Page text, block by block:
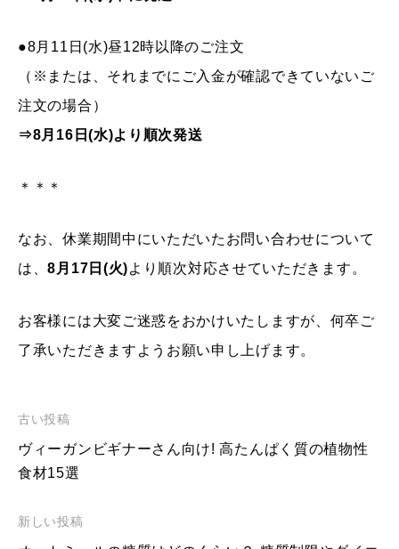
●8月11日(水)昼12時以降のご注文
（※または、それまでにご入金が確認できていないご
注文の場合）
⇒8月16日(水)より順次発送
＊＊＊
なお、休業期間中にいただいたお問い合わせについて
は、8月17日(火)より順次対応させていただきます。
お客様には大変ご迷惑をおかけいたしますが、何卒ご
了承いただきますようお願い申し上げます。
古い投稿
ヴィーガンビギナーさん向け! 高たんぱく質の植物性
食材15選
新しい投稿